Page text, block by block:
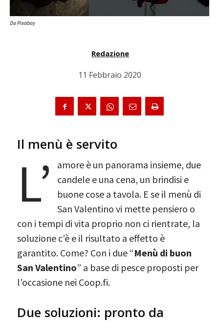
Da Pixabay
Redazione
11 Febbraio 2020
Il menù è servito
L’
amore è un panorama insieme, due
candele e una cena, un brindisi e
buone cose a tavola. E se il menù di
San Valentino vi mette pensiero o
con i tempi di vita proprio non ci rientrate, la
soluzione c’è e il risultato a effetto è
garantito. Come? Con i due “Menù di buon
San Valentino” a base di pesce proposti per
l’occasione nei Coop.fi.
Due soluzioni: pronto da